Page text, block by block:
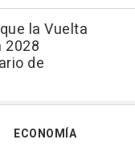
la Vuelta
2028
de
ECONOMÍA